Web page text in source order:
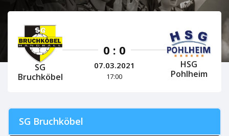
SG
Bruchköbel
0 : 0
07.03.2021
17:00
HSG
Pohlheim
SG Bruchköbel